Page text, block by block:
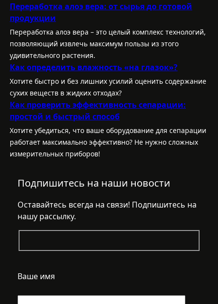
Переработка алоэ вера: от сырья до готовой
продукции
Переработка алоэ вера – это целый комплекс технологий,
позволяющий извлечь максимум пользы из этого
удивительного растения.
Как определить влажность «на глазок»?
Хотите быстро и без лишних усилий оценить содержание
сухих веществ в жидких отходах?
Как проверить эффективность сепарации:
простой и быстрый способ
Хотите убедиться, что ваше оборудование для сепарации
работает максимально эффективно? Не нужно сложных
измерительных приборов!
Подпишитесь на наши новости
Оставайтесь всегда на связи! Подпишитесь на
нашу рассылку.
Ваше имя